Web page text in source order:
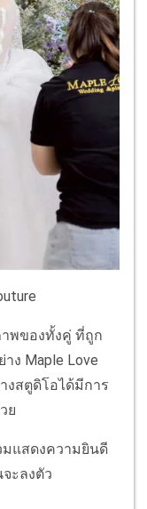
พของทั้งคู่ ที่ถูก
ง Maple Love
งสตูดิโอได้มีการ
ย
มแสดงความยินดี
ะลงตัว